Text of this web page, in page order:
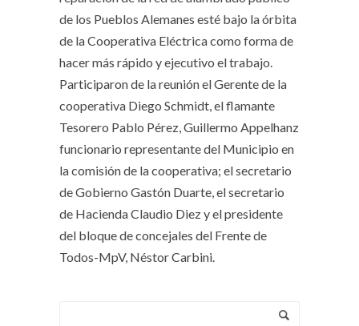
de los Pueblos Alemanes esté bajo la órbita
de la Cooperativa Eléctrica como forma de
hacer más rápido y ejecutivo el trabajo.
Participaron de la reunión el Gerente de la
cooperativa Diego Schmidt, el flamante
Tesorero Pablo Pérez, Guillermo Appelhanz
funcionario representante del Municipio en
la comisión de la cooperativa; el secretario
de Gobierno Gastón Duarte, el secretario
de Hacienda Claudio Diez y el presidente
del bloque de concejales del Frente de
Todos-MpV, Néstor Carbini.